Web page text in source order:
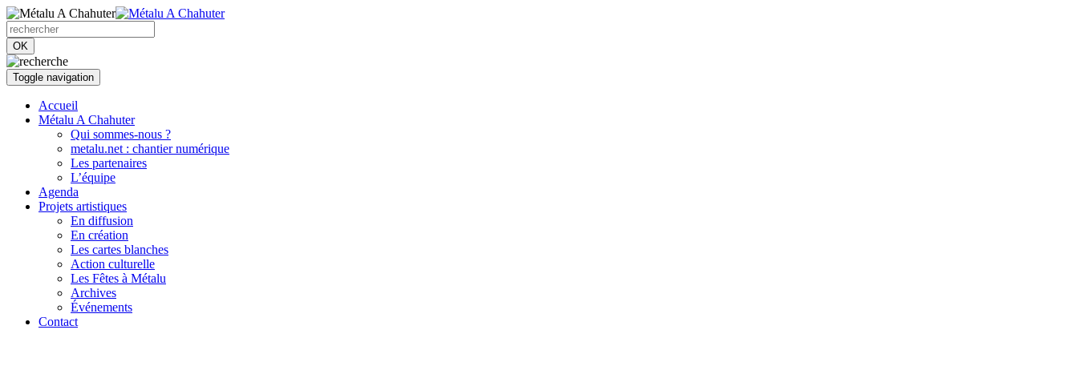
OK
Toggle navigation
Accueil
Métalu A Chahuter
Qui sommes-nous ?
metalu.net : chantier numérique
Les partenaires
L’équipe
Agenda
Projets artistiques
En diffusion
En création
Les cartes blanches
Action culturelle
Les Fêtes à Métalu
Archives
Événements
Contact